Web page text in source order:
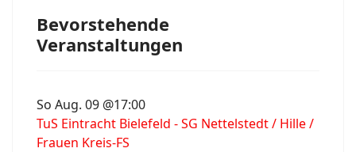
Bevorstehende
Veranstaltungen
So Aug. 09 @17:00
TuS Eintracht Bielefeld - SG Nettelstedt / Hille /
Frauen Kreis-FS